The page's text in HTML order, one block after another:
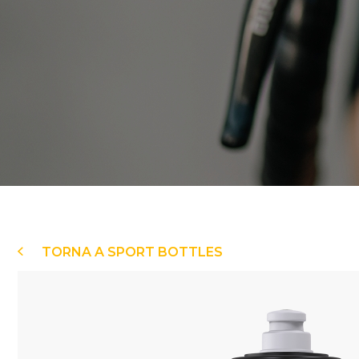
TORNA A SPORT BOTTLES